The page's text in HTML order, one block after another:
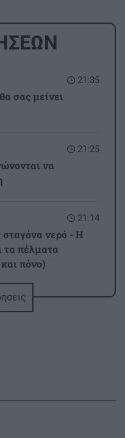
21:35
σας μείνει
21:25
να
21:14
σταγόνα νερό - Η
τα πέλματα
πόνο)